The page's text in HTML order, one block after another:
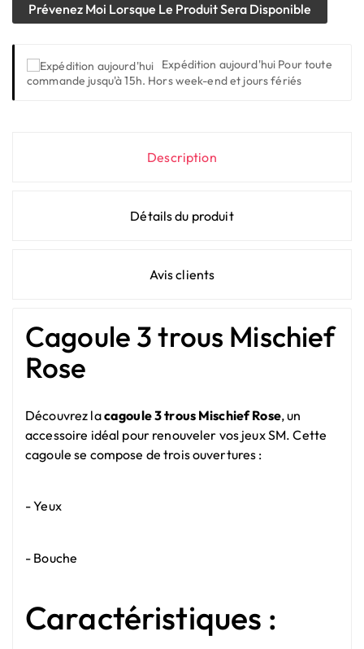
Prévenez Moi Lorsque Le Produit Sera Disponible
Expédition aujourd'hui Pour toute
commande jusqu'à 15h. Hors week-end et jours fériés
Description
Détails du produit
Avis clients
Cagoule 3 trous Mischief
Rose
Découvrez lacagoule 3 trous Mischief Rose, un
accessoire idéal pour renouveler vos jeux SM. Cette
cagoule se compose de trois ouvertures :
- Yeux
- Bouche
Caractéristiques :